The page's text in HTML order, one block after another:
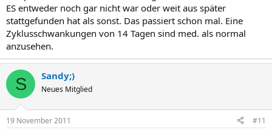
ES entweder noch gar nicht war oder weit aus später
stattgefunden hat als sonst. Das passiert schon mal. Eine
Zyklusschwankungen von 14 Tagen sind med. als normal
anzusehen.
S Sandy;)
Neues Mitglied
19 November 2011 #11